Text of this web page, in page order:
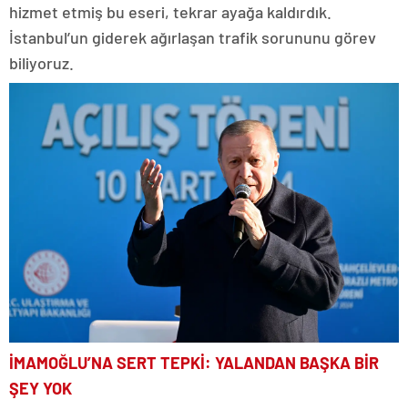
hizmet etmiş bu eseri, tekrar ayağa kaldırdık.
İstanbul’un giderek ağırlaşan trafik sorununu görev
biliyoruz.
İMAMOĞLU’NA SERT TEPKİ: YALANDAN BAŞKA BİR
ŞEY YOK